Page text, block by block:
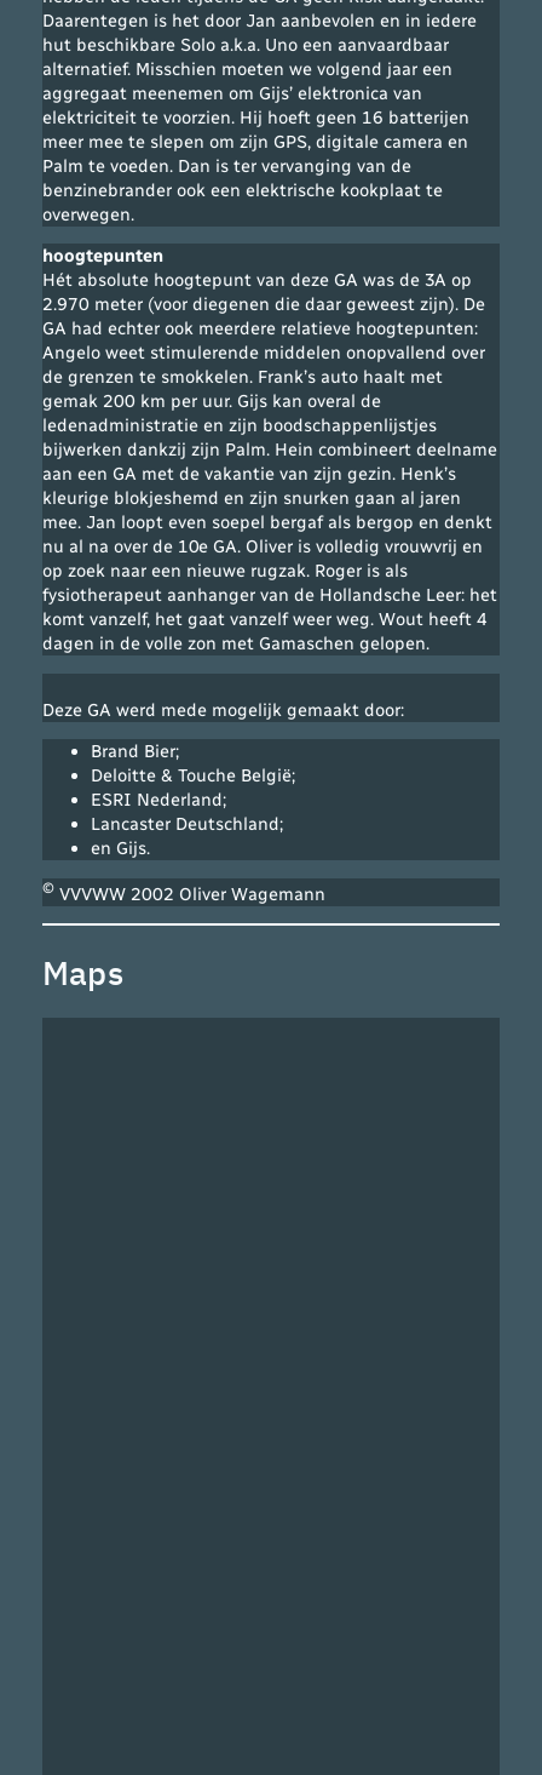
Daarentegen is het door Jan aanbevolen en in iedere
hut beschikbare Solo a.k.a. Uno een aanvaardbaar
alternatief. Misschien moeten we volgend jaar een
aggregaat meenemen om Gijs’ elektronica van
elektriciteit te voorzien. Hij hoeft geen 16 batterijen
meer mee te slepen om zijn GPS, digitale camera en
Palm te voeden. Dan is ter vervanging van de
benzinebrander ook een elektrische kookplaat te
overwegen.
hoogtepunten
Hét absolute hoogtepunt van deze GA was de 3A op
2.970 meter (voor diegenen die daar geweest zijn). De
GA had echter ook meerdere relatieve hoogtepunten:
Angelo weet stimulerende middelen onopvallend over
de grenzen te smokkelen. Frank’s auto haalt met
gemak 200 km per uur. Gijs kan overal de
ledenadministratie en zijn boodschappenlijstjes
bijwerken dankzij zijn Palm. Hein combineert deelname
aan een GA met de vakantie van zijn gezin. Henk’s
kleurige blokjeshemd en zijn snurken gaan al jaren
mee. Jan loopt even soepel bergaf als bergop en denkt
nu al na over de 10e GA. Oliver is volledig vrouwvrij en
op zoek naar een nieuwe rugzak. Roger is als
fysiotherapeut aanhanger van de Hollandsche Leer: het
komt vanzelf, het gaat vanzelf weer weg. Wout heeft 4
dagen in de volle zon met Gamaschen gelopen.
Deze GA werd mede mogelijk gemaakt door:
Brand Bier;
Deloitte & Touche België;
ESRI Nederland;
Lancaster Deutschland;
en Gijs.
©VVVWW 2002 Oliver Wagemann
Maps